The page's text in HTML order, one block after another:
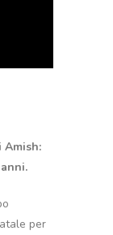
Amish:
per